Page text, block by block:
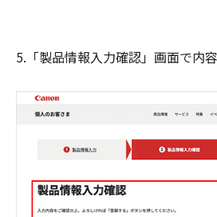
5.「製品情報入力確認」画面で内